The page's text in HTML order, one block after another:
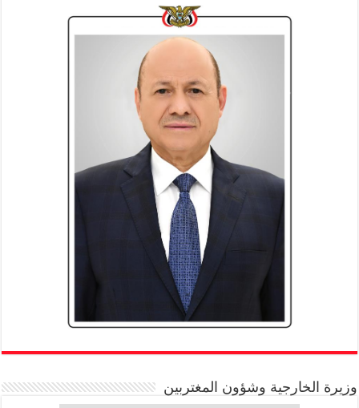
وزيرة الخارجية وشؤون المغتربين